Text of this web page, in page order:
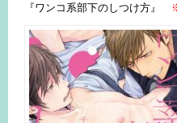
『ワンコ系部下のしつけ方』